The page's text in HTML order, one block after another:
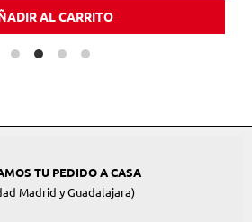
AL CARRITO
TU PEDIDO A CASA
Madrid y Guadalajara)